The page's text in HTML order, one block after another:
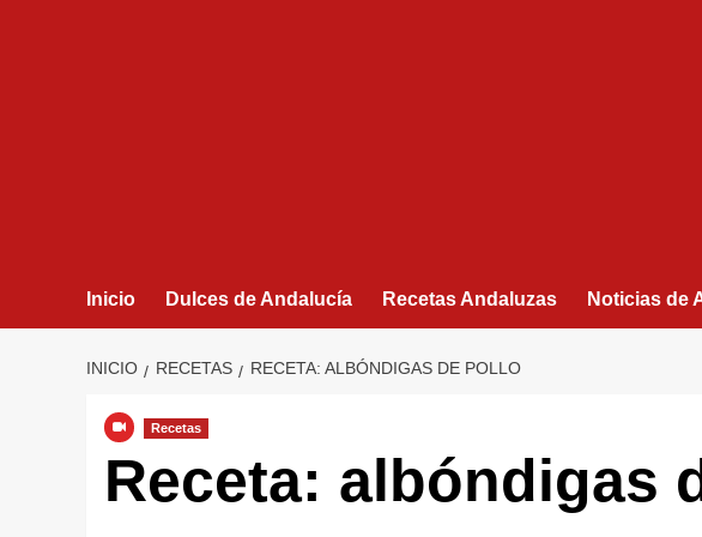
Inicio Dulces de Andalucía Recetas Andaluzas Noticias de
INICIO RECETAS RECETA: ALBÓNDIGAS DE POLLO
Recetas
Receta: albóndigas